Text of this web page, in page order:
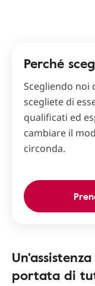
Perché
Scegliendo noi
scegliete di
qualificati ed
cambiare il
circonda.
portata di